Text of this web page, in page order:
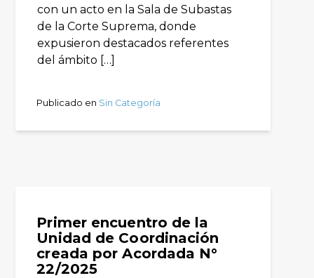
con un acto en la Sala de Subastas
de la Corte Suprema, donde
expusieron destacados referentes
del ámbito […]
Publicado en Sin Categoría
Primer encuentro de la
Unidad de Coordinación
creada por Acordada N°
22/2025